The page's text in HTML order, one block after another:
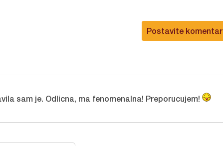
Postavite komentar
sam je. Odlicna, ma fenomenalna! Preporucujem!